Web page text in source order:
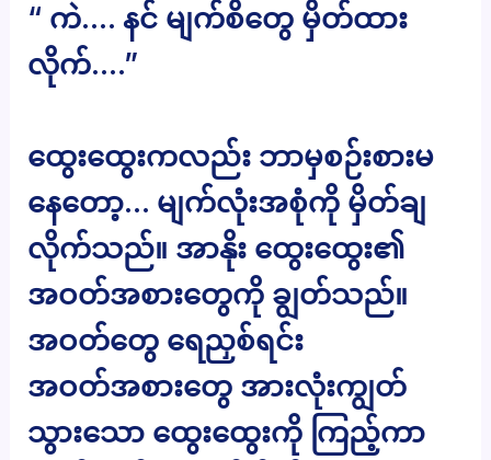
“ ကဲ…. နင် မျက်စိတွေ မှိတ်ထား
လိုက်….”
ထွေးထွေးကလည်း ဘာမှစဉ်းစားမ
နေတော့… မျက်လုံးအစုံကို မှိတ်ချ
လိုက်သည်။ အာနိုး ထွေးထွေး၏
အဝတ်အစားတွေကို ချွတ်သည်။
အဝတ်တွေ ရေညှစ်ရင်း
အဝတ်အစားတွေ အားလုံးကျွတ်
သွားသော ထွေးထွေးကို ကြည့်ကာ